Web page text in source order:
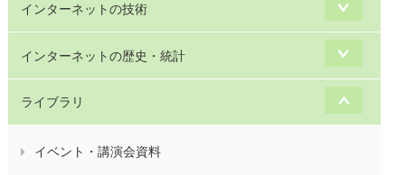
インターネットの技術
インターネットの歴史・統計
ライブラリ
イベント・講演会資料